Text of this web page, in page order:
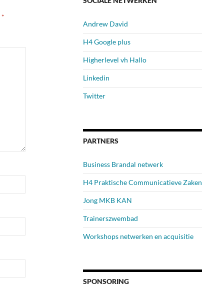
*
Andrew David
H4 Google plus
Higherlevel vh Hallo
Linkedin
Twitter
PARTNERS
Business Brandal netwerk
H4 Praktische Communicatieve Zaken
Jong MKB KAN
Trainerszwembad
Workshops netwerken en acquisitie
SPONSORING